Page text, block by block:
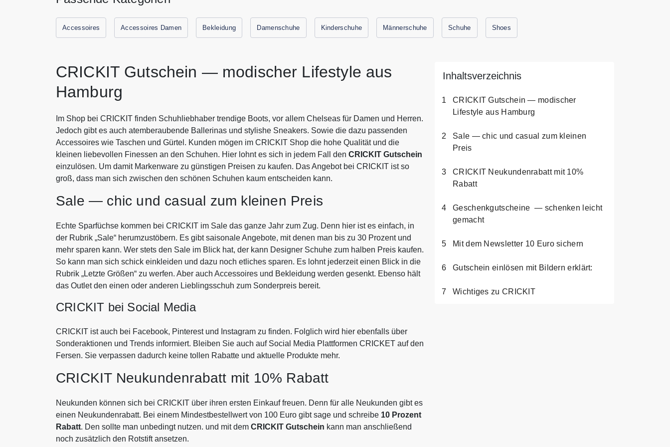
Inhaltsverzeichnis
CRICKIT Gutschein — modischer
Lifestyle aus Hamburg
Sale — chic und casual zum kleinen
Preis
CRICKIT Neukundenrabatt mit 10%
Rabatt
Geschenkgutscheine — schenken leicht
gemacht
Mit dem Newsletter 10 Euro sichern
Gutschein einlösen mit Bildern erklärt:
Wichtiges zu CRICKIT
Accessoires Accessoires Damen Bekleidung Damenschuhe Kinderschuhe Männerschuhe Schuhe Shoes
CRICKIT Gutschein — modischer Lifestyle aus
Hamburg
Im Shop bei CRICKIT finden Schuhliebhaber trendige Boots, vor allem Chelseas für Damen und Herren.
Jedoch gibt es auch atemberaubende Ballerinas und stylishe Sneakers. Sowie die dazu passenden
Accessoires wie Taschen und Gürtel. Kunden mögen im CRICKIT Shop die hohe Qualität und die
kleinen liebevollen Finessen an den Schuhen. Hier lohnt es sich in jedem Fall den CRICKIT Gutschein
einzulösen. Um damit Markenware zu günstigen Preisen zu kaufen. Das Angebot bei CRICKIT ist so
groß, dass man sich zwischen den schönen Schuhen kaum entscheiden kann.
Sale — chic und casual zum kleinen Preis
Echte Sparfüchse kommen bei CRICKIT im Sale das ganze Jahr zum Zug. Denn hier ist es einfach, in
der Rubrik „Sale“ herumzustöbern. Es gibt saisonale Angebote, mit denen man bis zu 30 Prozent und
mehr sparen kann. Wer stets den Sale im Blick hat, der kann Designer Schuhe zum halben Preis kaufen.
So kann man sich schick einkleiden und dazu noch etliches sparen. Es lohnt jederzeit einen Blick in die
Rubrik „Letzte Größen“ zu werfen. Aber auch Accessoires und Bekleidung werden gesenkt. Ebenso hält
das Outlet den einen oder anderen Lieblingsschuh zum Sonderpreis bereit.
CRICKIT bei Social Media
CRICKIT ist auch bei Facebook, Pinterest und Instagram zu finden. Folglich wird hier ebenfalls über
Sonderaktionen und Trends informiert. Bleiben Sie auch auf Social Media Plattformen CRICKET auf den
Fersen. Sie verpassen dadurch keine tollen Rabatte und aktuelle Produkte mehr.
CRICKIT Neukundenrabatt mit 10% Rabatt
Neukunden können sich bei CRICKIT über ihren ersten Einkauf freuen. Denn für alle Neukunden gibt es
einen Neukundenrabatt. Bei einem Mindestbestellwert von 100 Euro gibt sage und schreibe 10 Prozent
Rabatt. Den sollte man unbedingt nutzen. und mit dem CRICKIT Gutschein kann man anschließend
noch zusätzlich den Rotstift ansetzen.